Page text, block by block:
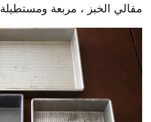
مقالي الخبز ، مربعة ومستطيلة